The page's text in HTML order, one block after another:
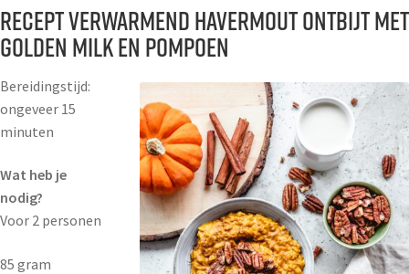
Recept verwarmend havermout ontbijt met
Golden Milk en pompoen
Bereidingstijd:
ongeveer 15
minuten
Wat heb je
nodig?
Voor 2 personen
85 gram